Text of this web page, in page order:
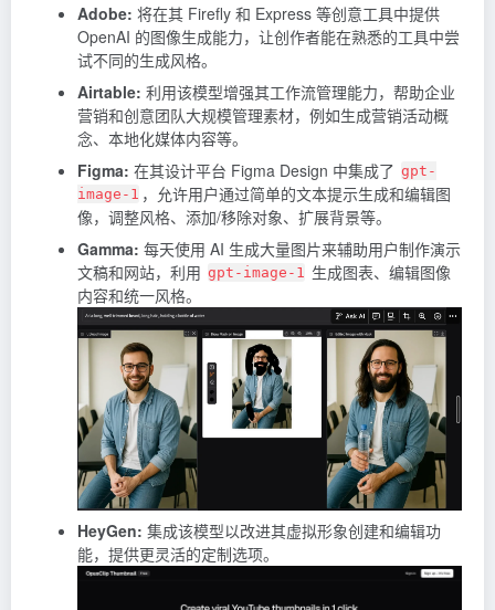
Adobe: 将在其 Firefly 和 Express 等创意工具中提供
OpenAI 的图像生成能力，让创作者能在熟悉的工具中尝
试不同的生成风格。
Airtable: 利用该模型增强其工作流管理能力，帮助企业
营销和创意团队大规模管理素材，例如生成营销活动概
念、本地化媒体内容等。
Figma: 在其设计平台 Figma Design 中集成了 gpt-
image-1 ，允许用户通过简单的文本提示生成和编辑图
像，调整风格、添加/移除对象、扩展背景等。
Gamma: 每天使用 AI 生成大量图片来辅助用户制作演示
文稿和网站，利用 gpt-image-1 生成图表、编辑图像
内容和统一风格。
HeyGen: 集成该模型以改进其虚拟形象创建和编辑功
能，提供更灵活的定制选项。